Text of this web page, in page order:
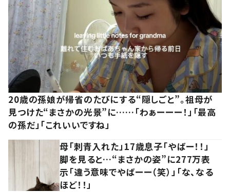
20歳の孫娘が帰省のたびにする“隠しごと”。祖母が
見つけた“まさかの光景”に……「わぁーーー！」「最高
の孫だ」「これいいですね」
母「刺青入れた」17歳息子「やばー！！」
脚を見ると…“まさかの姿”に277万表
示「違う意味でやばーー（笑）」「な、なる
ほど！！」